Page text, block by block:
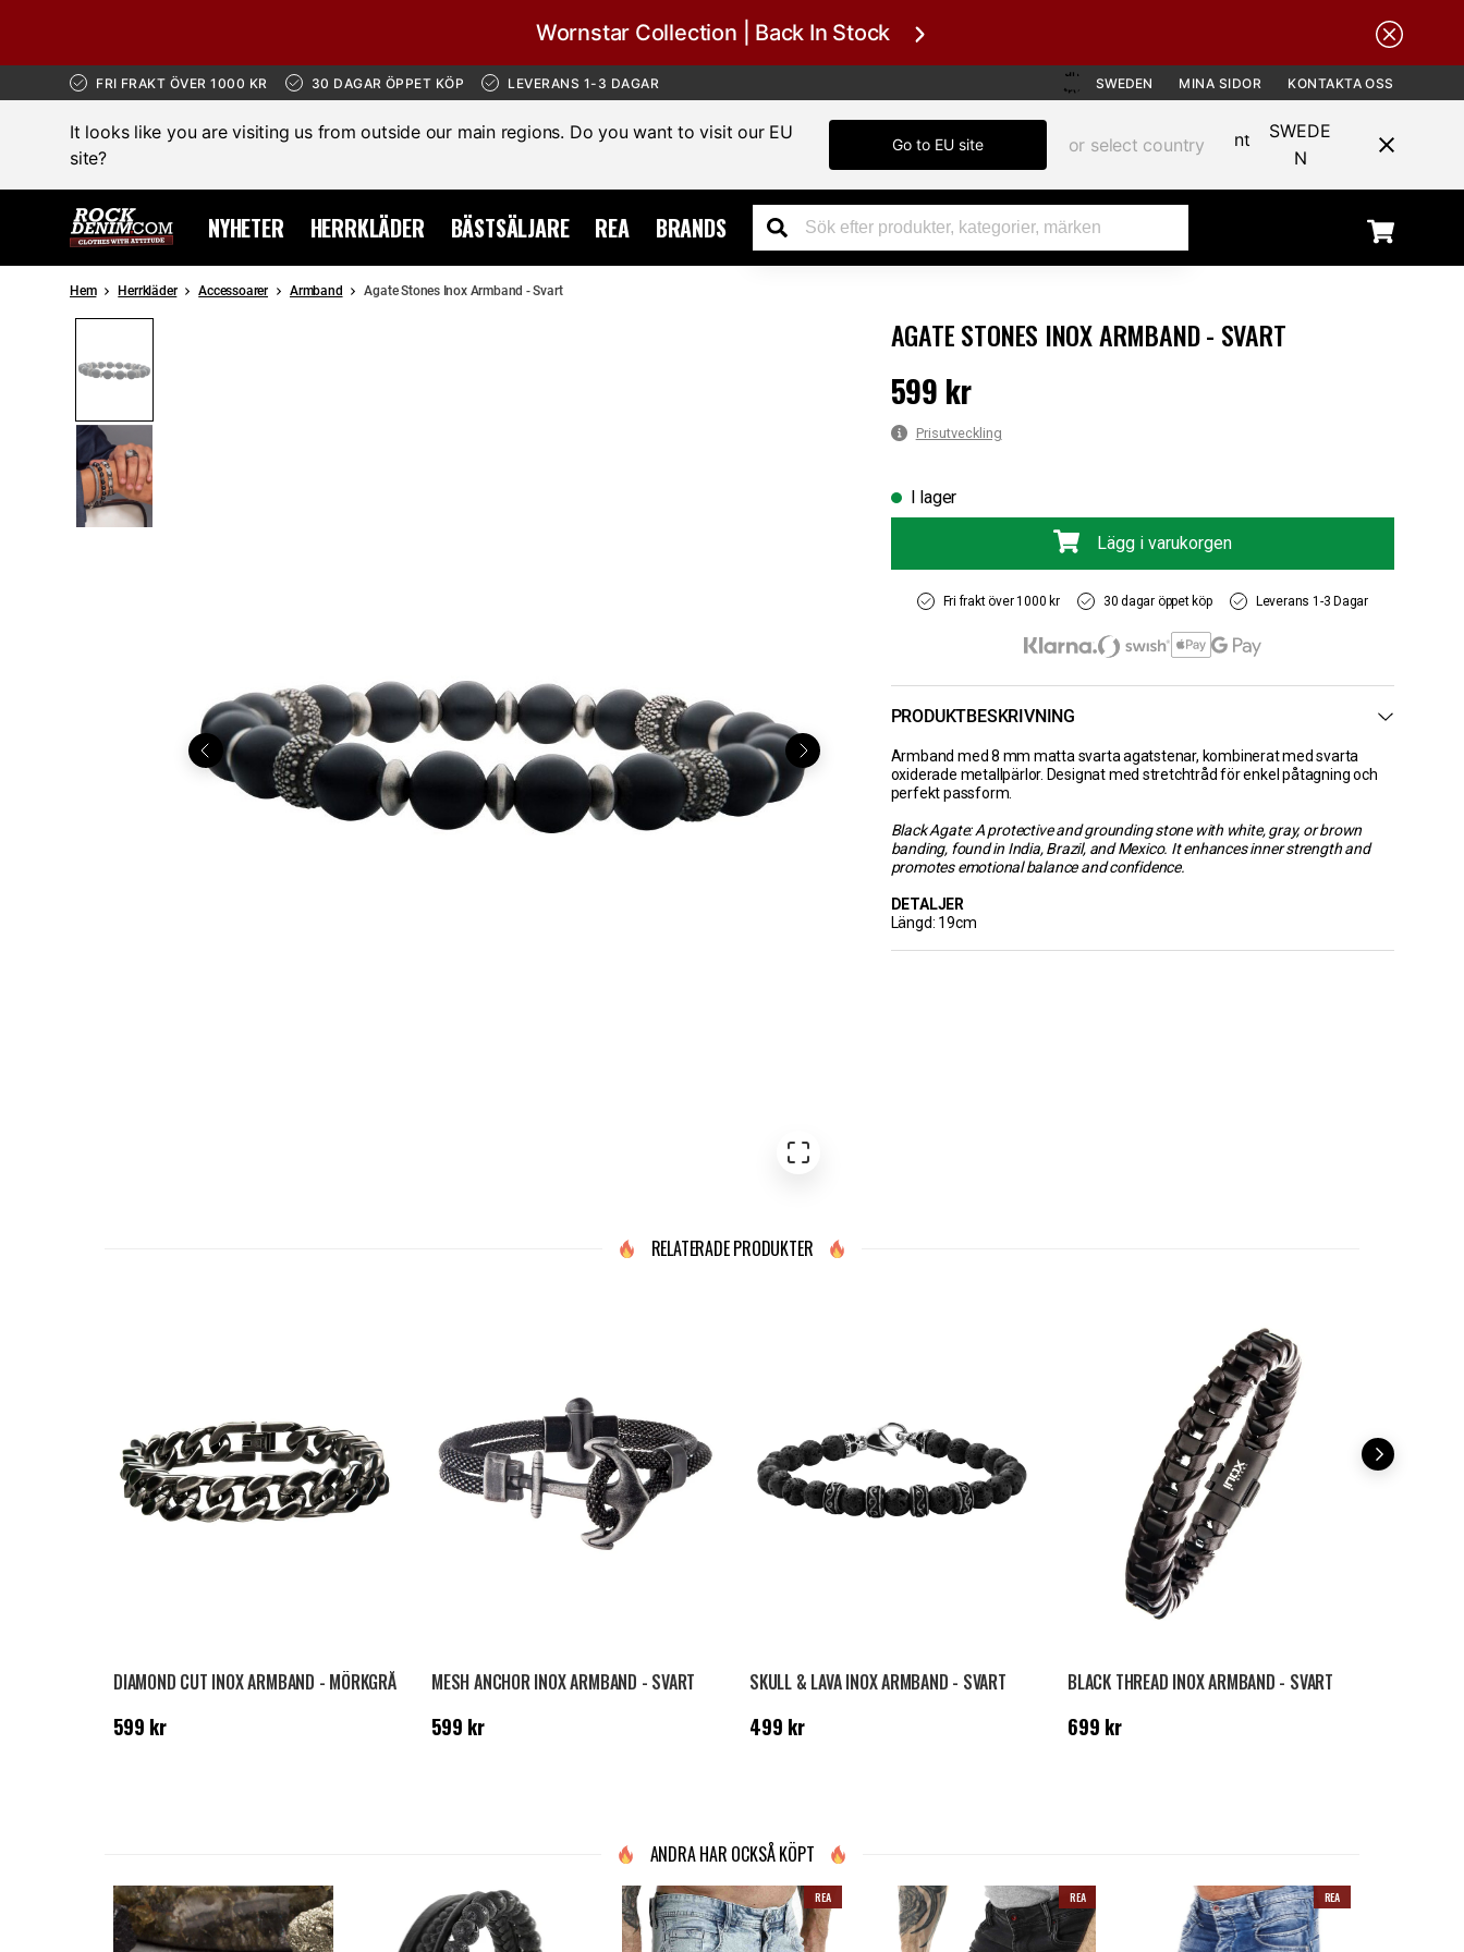
Wornstar Collection | Back In Stock
FRI FRAKT ÖVER 1000 KR 30 DAGAR ÖPPET KÖP LEVERANS 1-3 DAGAR SWEDEN MINA SIDOR KONTAKTA OSS
It looks like you are visiting us from outside our main regions. Do you want to visit our EU
site?
Go to EU site or select country
SWEDE
N
NYHETER HERRKLÄDER BÄSTSÄLJARE REA BRANDS
Hem Herrkläder Accessoarer Armband Agate Stones Inox Armband - Svart
AGATE STONES INOX ARMBAND - SVART
Pris:599 kr
599 kr
Prisutveckling
I lager
Lägg i varukorgen
Fri frakt över 1000 kr 30 dagar öppet köp Leverans 1-3 Dagar
PRODUKTBESKRIVNING
Armband med 8 mm matta svarta agatstenar, kombinerat med svarta
oxiderade metallpärlor. Designat med stretchtråd för enkel påtagning och
perfekt passform.
Black Agate: A protective and grounding stone with white, gray, or brown
banding, found in India, Brazil, and Mexico. It enhances inner strength and
promotes emotional balance and confidence.
DETALJER
Längd: 19cm
RELATERADE PRODUKTER
DIAMOND CUT INOX ARMBAND - MÖRKGRÅ
Pris:599 kr
599 kr
MESH ANCHOR INOX ARMBAND - SVART
Pris:599 kr
599 kr
SKULL & LAVA INOX ARMBAND - SVART
Pris: 499 kr
499 kr
BLACK THREAD INOX ARMBAND - SVART
Pris: 699 kr
699 kr
ANDRA HAR OCKSÅ KÖPT
REA REA REA